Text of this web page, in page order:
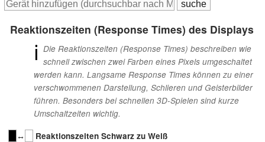
Reaktionszeiten (Response Times) des Displays
ℹ Die Reaktionszeiten (Response Times) beschreiben wie
schnell zwischen zwei Farben eines Pixels umgeschaltet
werden kann. Langsame Response Times können zu einer
verschwommenen Darstellung, Schlieren und Geisterbilder
führen. Besonders bei schnellen 3D-Spielen sind kurze
Umschaltzeiten wichtig.
↔
Reaktionszeiten Schwarz zu Weiß